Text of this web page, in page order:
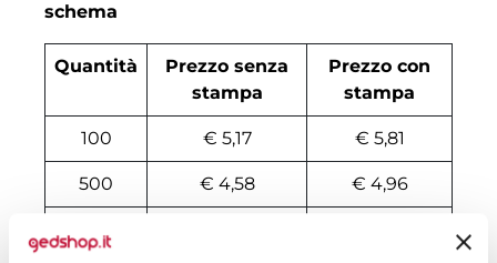
schema
Quantità
Prezzo senza
stampa
Prezzo con
stampa
100 € 5,17 € 5,81
500 € 4,58 € 4,96